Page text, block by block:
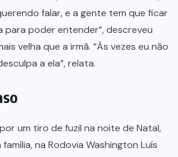
falar, e a gente tem que ficar
para poder entender”, descreveu
velha que a irmã. “Às vezes eu não
a ela”, relata.
um tiro de fuzil na noite de Natal,
na Rodovia Washington Luís